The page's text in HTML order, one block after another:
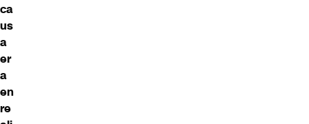
ca
us
a
er
a
en
re